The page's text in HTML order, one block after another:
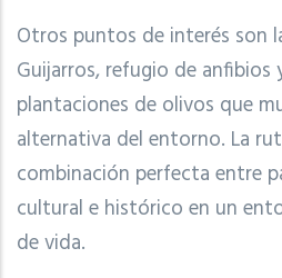
Otros puntos de interés son
Guijarros, refugio de
plantaciones de olivos que
alternativa del entorno. La
combinación perfecta entre
cultural e histórico en un
de vida.